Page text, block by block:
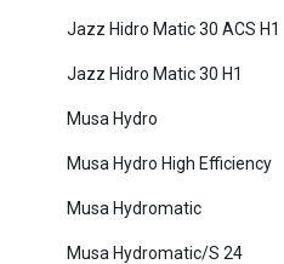
Jazz Hidro Matic 30 ACS H1
Jazz Hidro Matic 30 H1
Musa Hydro
Musa Hydro High Efficiency
Musa Hydromatic
Musa Hydromatic/S 24